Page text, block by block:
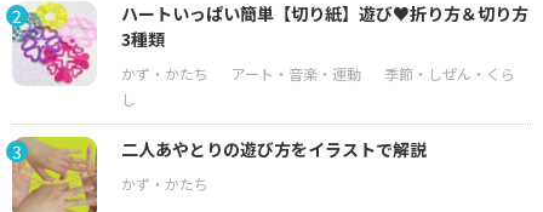
2
ハートいっぱい簡単【切り紙】遊び♥折り方＆切り方
3種類
3 二人あやとりの遊び方をイラストで解説